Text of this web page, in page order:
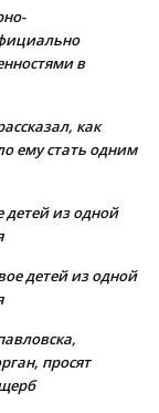
в
как
ему стать одним
детей из одной
детей из одной
просят